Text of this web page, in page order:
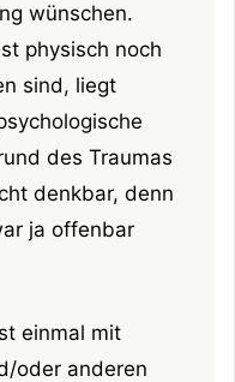
wünschen.
physisch noch
sind, liegt
des Traumas
denkbar, denn
ja offenbar
einmal mit
oder anderen